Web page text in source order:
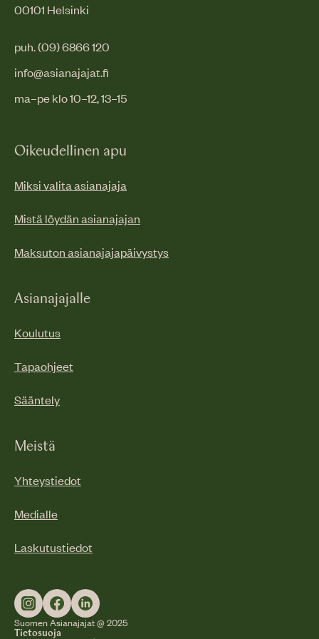
00101 Helsinki
puh. (09) 6866 120
info@asianajajat.fi
ma–pe klo 10–12, 13–15
Oikeudellinen apu
Miksi valita asianajaja
Mistä löydän asianajajan
Maksuton asianajajapäivystys
Asianajajalle
Koulutus
Tapaohjeet
Sääntely
Meistä
Yhteystiedot
Medialle
Laskutustiedot
Suomen Asianajajat @ 2025
Tietosuoja